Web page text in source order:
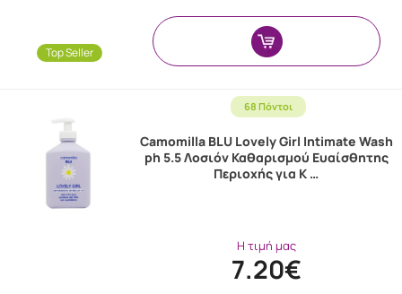
Top Seller
68 Πόντοι
Camomilla BLU Lovely Girl Intimate Wash
ph 5.5 Λοσιόν Καθαρισμού Ευαίσθητης
Περιοχής για Κ …
Η τιμή μας
7.20€